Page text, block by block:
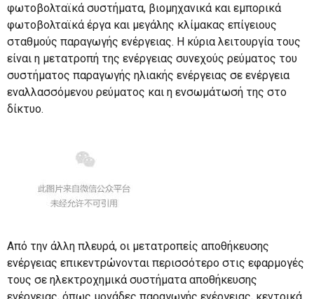
φωτοβολταϊκά συστήματα, βιομηχανικά και εμπορικά
φωτοβολταϊκά έργα και μεγάλης κλίμακας επίγειους
σταθμούς παραγωγής ενέργειας. Η κύρια λειτουργία τους
είναι η μετατροπή της ενέργειας συνεχούς ρεύματος του
συστήματος παραγωγής ηλιακής ενέργειας σε ενέργεια
εναλλασσόμενου ρεύματος και η ενσωμάτωσή της στο
δίκτυο.
Από την άλλη πλευρά, οι μετατροπείς αποθήκευσης
ενέργειας επικεντρώνονται περισσότερο στις εφαρμογές
τους σε ηλεκτροχημικά συστήματα αποθήκευσης